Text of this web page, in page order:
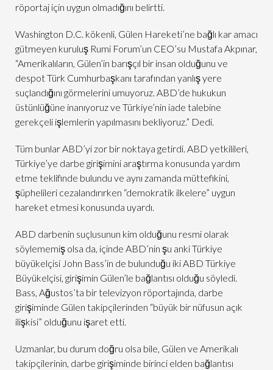
röportaj için uygun olmadığını belirtti.
Washington D.C. kökenli, Gülen Hareketi’ne bağlı kar amacı
gütmeyen kuruluş Rumi Forum’un CEO’su Mustafa Akpınar,
“Amerikalıların, Gülen’in barışçıl bir insan olduğunu ve
despot Türk Cumhurbaşkanı tarafından yanlış yere
suçlandığını görmelerini umuyoruz. ABD’de hukukun
üstünlüğüne inanıyoruz ve Türkiye’nin iade talebine
gerekçeli işlemlerin yapılmasını bekliyoruz.” Dedi.
Tüm bunlar ABD’yi zor bir noktaya getirdi. ABD yetkilileri,
Türkiye’ye darbe girişimini araştırma konusunda yardım
etme teklifinde bulundu ve aynı zamanda müttefikini,
şüphelileri cezalandırırken “demokratik ilkelere” uygun
hareket etmesi konusunda uyardı.
ABD darbenin suçlusunun kim olduğunu resmi olarak
söylememiş olsa da, içinde ABD’nin şu anki Türkiye
büyükelçisi John Bass’in de bulunduğu iki ABD Türkiye
Büyükelçisi, girişimin Gülen’le bağlantısı olduğu söyledi.
Bass, Ağustos’ta bir televizyon röportajında, darbe
girişiminde Gülen takipçilerinden “büyük bir nüfusun açık
ilişkisi” olduğunu işaret etti.
Uzmanlar, bu durum doğru olsa bile, Gülen ve Amerikalı
takipçilerinin, darbe girişiminde birinci elden bağlantısı